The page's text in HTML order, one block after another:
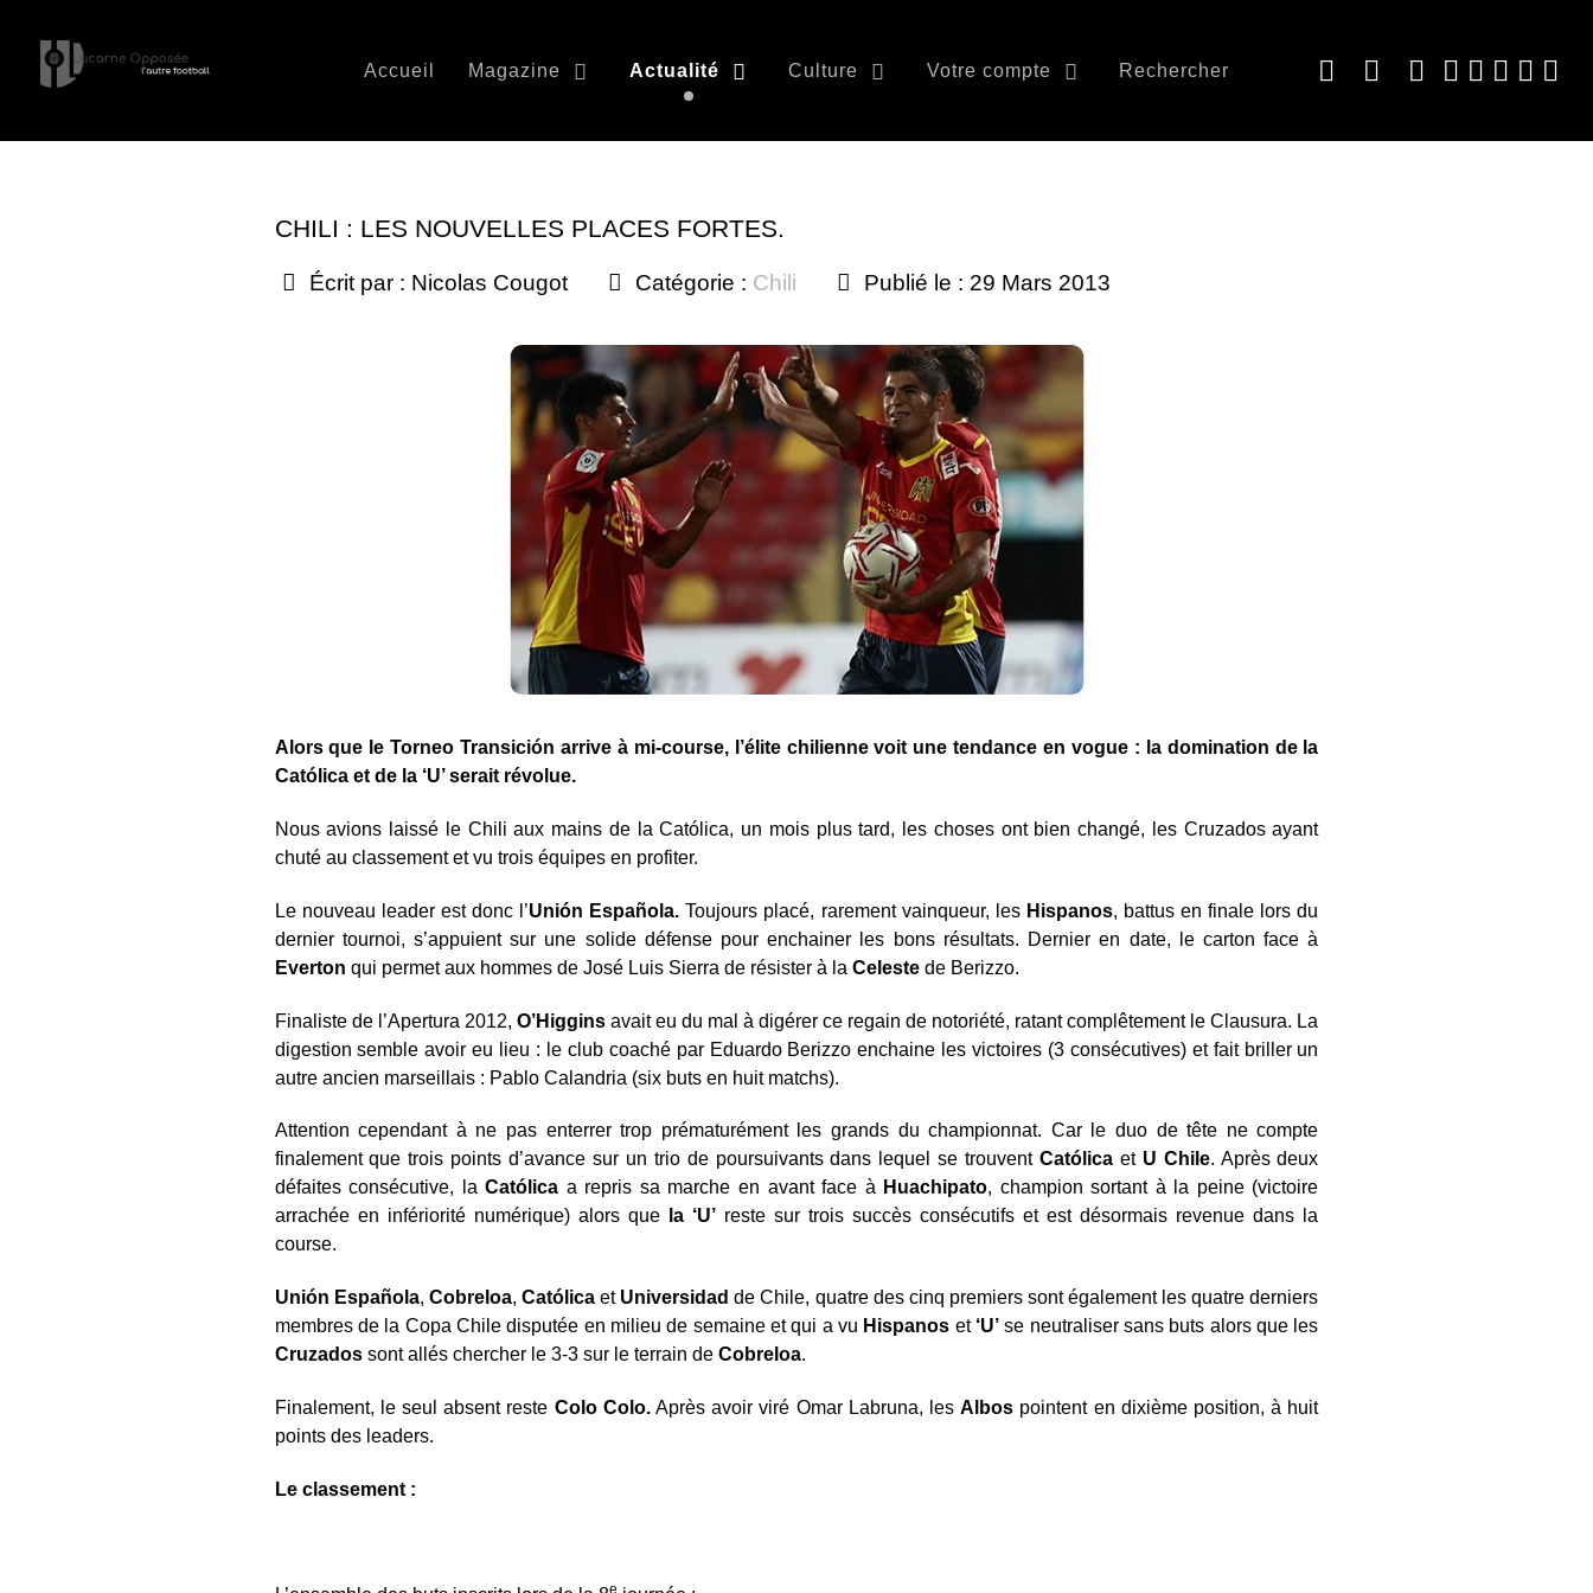
Accueil Magazine Actualité Culture Votre compte Rechercher
CHILI : LES NOUVELLES PLACES FORTES.
Écrit par : Nicolas Cougot Catégorie : Chili Publié le : 29 Mars 2013
Alors que le Torneo Transición arrive à mi-course, l’élite chilienne voit une tendance en vogue : la domination de la
Católica et de la ‘U’ serait révolue.
Nous avions laissé le Chili aux mains de la Católica, un mois plus tard, les choses ont bien changé, les Cruzados ayant
chuté au classement et vu trois équipes en profiter.
Le nouveau leader est donc l’Unión Española. Toujours placé, rarement vainqueur, les Hispanos, battus en finale lors du
dernier tournoi, s’appuient sur une solide défense pour enchainer les bons résultats. Dernier en date, le carton face à
Everton qui permet aux hommes de José Luis Sierra de résister à la Celestede Berizzo.
Finaliste de l’Apertura 2012, O’Higginsavait eu du mal à digérer ce regain de notoriété, ratant complêtement le Clausura. La
digestion semble avoir eu lieu : le club coaché par Eduardo Berizzo enchaine les victoires (3 consécutives) et fait briller un
autre ancien marseillais : Pablo Calandria (six buts en huit matchs).
Attention cependant à ne pas enterrer trop prématurément les grands du championnat. Car le duo de tête ne compte
finalement que trois points d’avance sur un trio de poursuivants dans lequel se trouvent Católicaet U Chile. Après deux
défaites consécutive, laCatólica a repris sa marche en avant face à Huachipato, champion sortant à la peine (victoire
arrachée en infériorité numérique) alors quela ‘U’reste sur trois succès consécutifs et est désormais revenue dans la
course.
Unión Española, Cobreloa, Católicaet Universidad de Chile, quatre des cinq premiers sont également les quatre derniers
membres de la Copa Chile disputée en milieu de semaine et qui a vu Hispanos et ‘U’ se neutraliser sans buts alors que les
Cruzadossont allés chercher le 3-3 sur le terrain de Cobreloa.
Finalement, le seul absent reste Colo Colo.Après avoir viré Omar Labruna, lesAlbos pointent en dixième position, à huit
points des leaders.
Le classement :